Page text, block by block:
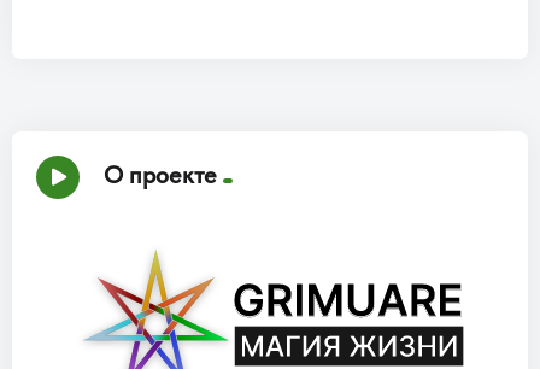
О проекте